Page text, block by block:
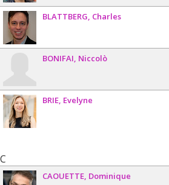
BLATTBERG Charles
BONIFAI Niccolò
BRIE Evelyne
C
CAOUETTE Dominique